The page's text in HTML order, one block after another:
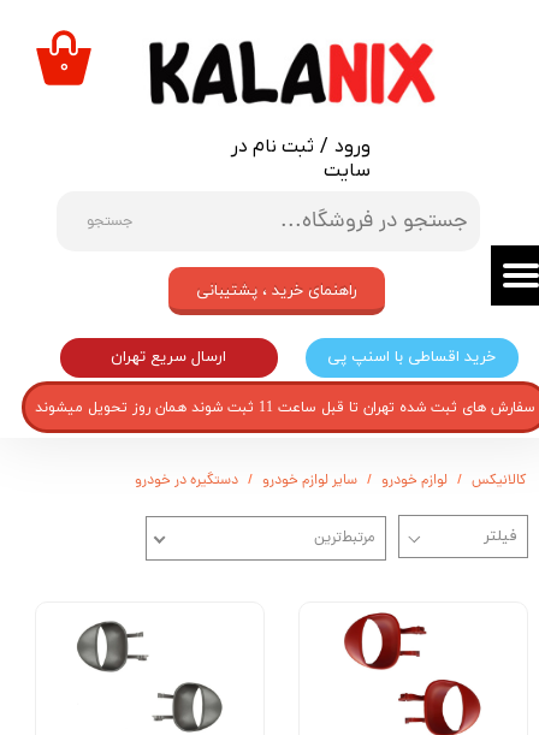
جستجو
ورود / ثبت نام در
سایت
حساب کاربری من
تغییر گذر واژه
خروج از حساب کاربری
۰
خرید اقساطی با اسنپ پی ارسال سریع تهران
راهنمای خرید ، پشتیبانی
سفارش های ثبت شده تهران تا قبل ساعت 11 ثبت شوند همان روز تحویل میشوند
کالانیکس لوازم خودرو سایر لوازم خودرو دستگیره در خودرو
مرتبط‌ترین